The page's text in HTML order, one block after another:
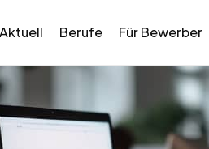
Aktuell Berufe Für Bewerber